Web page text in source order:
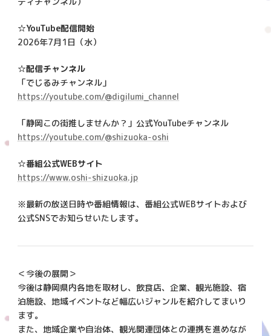
☆YouTube配信開始
2026年7月1日（水）
☆配信チャンネル
「でじるみチャンネル」
https://youtube.com/@digilumi_channel
「静岡この街推しませんか？」公式YouTubeチャンネル
https://youtube.com/@shizuoka-oshi
☆番組公式WEBサイト
https://www.oshi-shizuoka.jp
※最新の放送日時や番組情報は、番組公式WEBサイトおよび
公式SNSでお知らせいたします。
＜今後の展開＞
今後は静岡県内各地を取材し、飲食店、企業、観光施設、宿
泊施設、地域イベントなど幅広いジャンルを紹介してまいり
ます。
また、地域企業や自治体、観光関連団体との連携を進めなが